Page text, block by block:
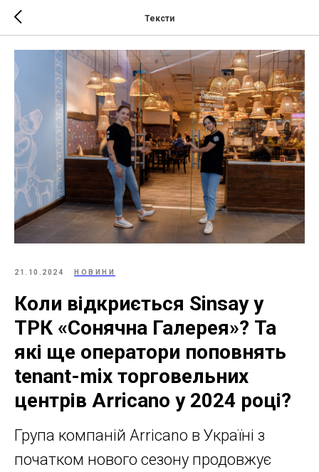
Тексти
21.10.2024 НОВИНИ
Коли відкриється Sinsay у
ТРК «Сонячна Галерея»? Та
які ще оператори поповнять
tenant-mix торговельних
центрів Arricano у 2024 році?
Група компаній Arricano в Україні з
початком нового сезону продовжує